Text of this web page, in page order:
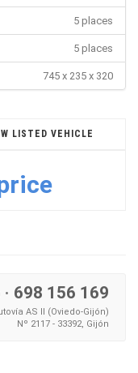
5 places
5 places
745 x 235 x 320
LISTED VEHICLE
· 698 156 169
AS II (Oviedo-Gijón)
Nº 2117 - 33392, Gijón